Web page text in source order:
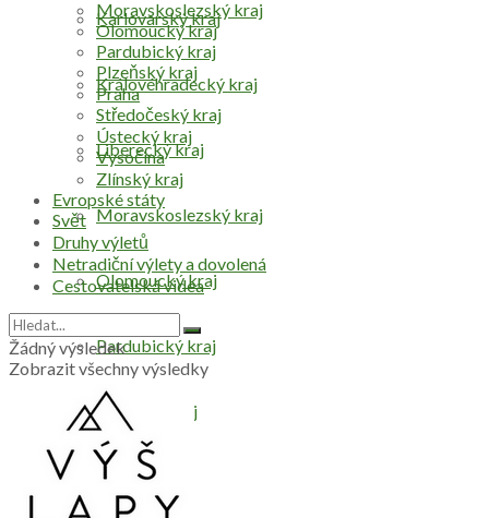
Karlovarský kraj
Královéhradecký kraj
Liberecký kraj
Moravskoslezský kraj
Olomoucký kraj
Pardubický kraj
Plzeňský kraj
Praha
Moravskoslezský kraj
Olomoucký kraj
Pardubický kraj
Plzeňský kraj
Praha
Středočeský kraj
Ústecký kraj
Vysočina
Zlínský kraj
Evropské státy
Svět
Druhy výletů
Netradiční výlety a dovolená
Cestovatelská videa
Žádný výsledek
Zobrazit všechny výsledky